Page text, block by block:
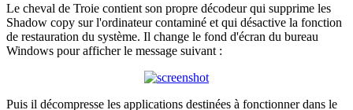
Le cheval de Troie contient son propre décodeur qui supprime les
Shadow copy sur l'ordinateur contaminé et qui désactive la fonction
de restauration du système. Il change le fond d'écran du bureau
Windows pour afficher le message suivant :
Puis il décompresse les applications destinées à fonctionner dans le